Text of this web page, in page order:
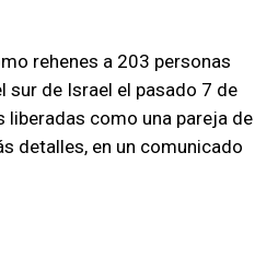
rehenes a 203 personas
sur de Israel el pasado 7 de
liberadas como una pareja de
detalles, en un comunicado